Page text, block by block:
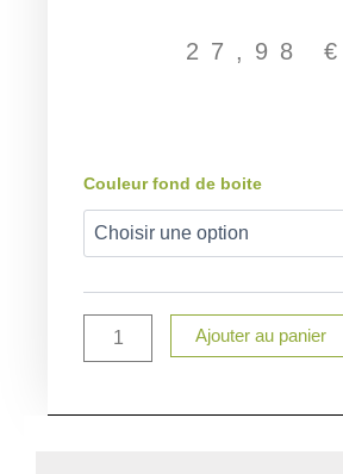
27,98 €
Couleur fond de boite
quantité
Set
600
ml
boîte
goûter
Ajouter au panier